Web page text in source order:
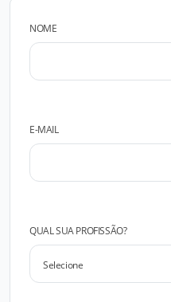
NOME
E-MAIL
QUAL SUA PROFISSÃO?